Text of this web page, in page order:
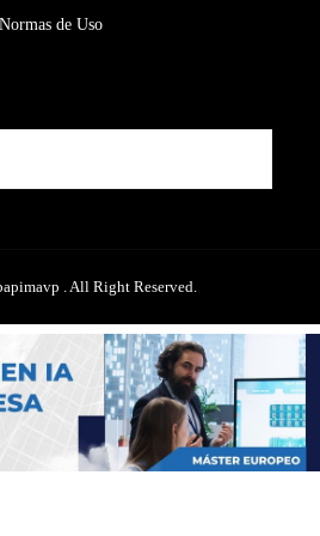
de Uso
. All Right Reserved.